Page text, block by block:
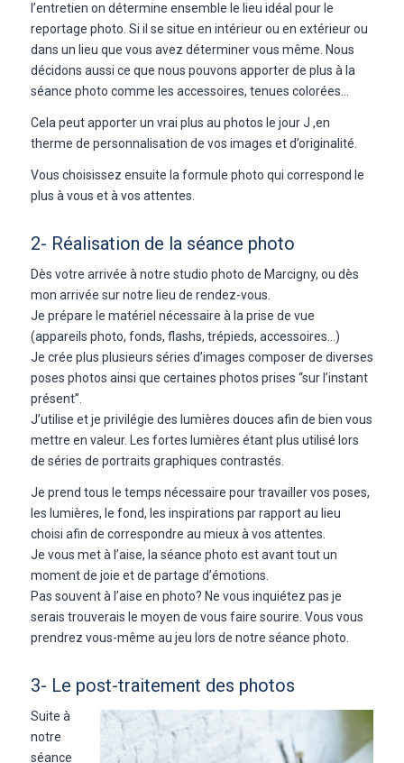
l’entretien on détermine ensemble le lieu idéal pour le
reportage photo. Si il se situe en intérieur ou en extérieur ou
dans un lieu que vous avez déterminer vous même. Nous
décidons aussi ce que nous pouvons apporter de plus à la
séance photo comme les accessoires, tenues colorées…
Cela peut apporter un vrai plus au photos le jour J ,en
therme de personnalisation de vos images et d’originalité.
Vous choisissez ensuite la formule photo qui correspond le
plus à vous et à vos attentes.
2- Réalisation de la séance photo
Dès votre arrivée à notre studio photo de Marcigny, ou dès
mon arrivée sur notre lieu de rendez-vous.
Je prépare le matériel nécessaire à la prise de vue
(appareils photo, fonds, flashs, trépieds, accessoires…)
Je crée plus plusieurs séries d’images composer de diverses
poses photos ainsi que certaines photos prises “sur l’instant
présent”.
J’utilise et je privilégie des lumières douces afin de bien vous
mettre en valeur. Les fortes lumières étant plus utilisé lors
de séries de portraits graphiques contrastés.
Je prend tous le temps nécessaire pour travailler vos poses,
les lumières, le fond, les inspirations par rapport au lieu
choisi afin de correspondre au mieux à vos attentes.
Je vous met à l’aise, la séance photo est avant tout un
moment de joie et de partage d’émotions.
Pas souvent à l’aise en photo? Ne vous inquiétez pas je
serais trouverais le moyen de vous faire sourire. Vous vous
prendrez vous-même au jeu lors de notre séance photo.
3- Le post-traitement des photos
Suite à
notre
séance